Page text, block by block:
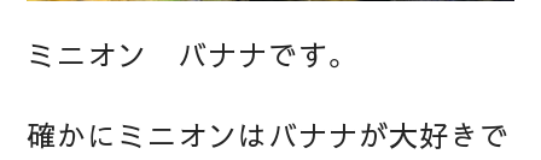
ミニオン バナナです。
確かにミニオンはバナナが大好きで